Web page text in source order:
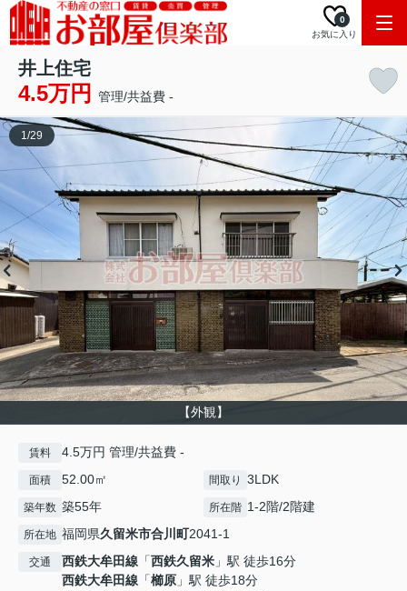
お気に入り
0
井上住宅
4.5万円 管理/共益費 -
【外観】
1/29
賃料 4.5万円 管理/共益費 -
面積 52.00㎡ 間取り 3LDK
築年数 築55年 所在階 1-2階/2階建
所在地 福岡県久留米市合川町2041-1
交通 西鉄大牟田線 「西鉄久留米 」駅 徒歩16分
西鉄大牟田線 「櫛原 」駅 徒歩18分